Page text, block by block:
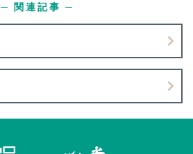
─ 関連記事 ─